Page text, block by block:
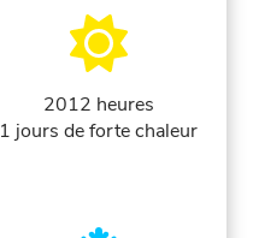
2012 heures
1 jours de forte chaleur